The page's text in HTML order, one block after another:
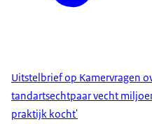
Uitstelbrief op Kamervragen
tandartsechtpaar vecht
praktijk kocht'